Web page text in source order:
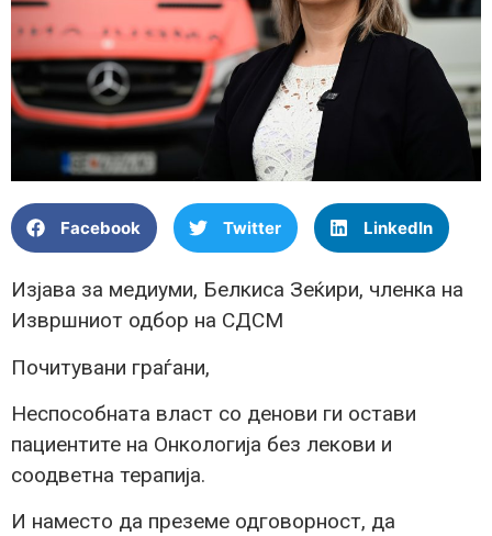
Facebook Twitter LinkedIn
Изјава за медиуми, Белкиса Зеќири, членка на
Извршниот одбор на СДСМ
Почитувани граѓани,
Неспособната власт со денови ги остави
пациентите на Онкологија без лекови и
соодветна терапија.
И наместо да преземе одговорност, да